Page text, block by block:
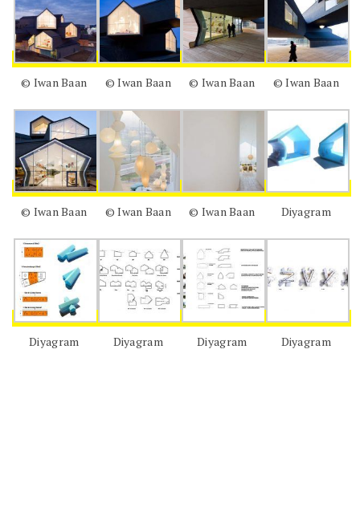
© Iwan Baan © Iwan Baan © Iwan Baan © Iwan Baan
© Iwan Baan © Iwan Baan © Iwan Baan Diyagram
Diyagram Diyagram Diyagram Diyagram